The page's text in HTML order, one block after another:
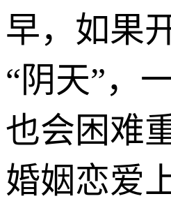
早，如果
“阴天”，
也会困难
婚姻恋爱